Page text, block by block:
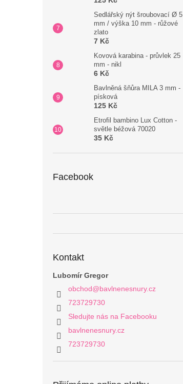
Sedlářský nýt šroubovací Ø 5
mm / výška 10 mm - růžové
zlato
7 Kč
Kovová karabina - průvlek 25
mm - nikl
6 Kč
Bavlněná šňůra MILA 3 mm -
písková
125 Kč
Etrofil bambino Lux Cotton -
světle béžová 70020
35 Kč
Facebook
Kontakt
Lubomír Gregor
obchod@bavlnenesnury.cz
723729730
Sledujte nás na Facebooku
bavlnenesnury.cz
723729730